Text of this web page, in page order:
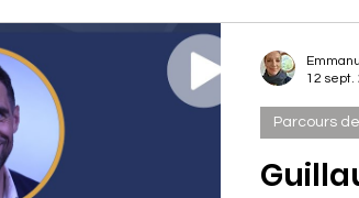
Parcours
12 sept.